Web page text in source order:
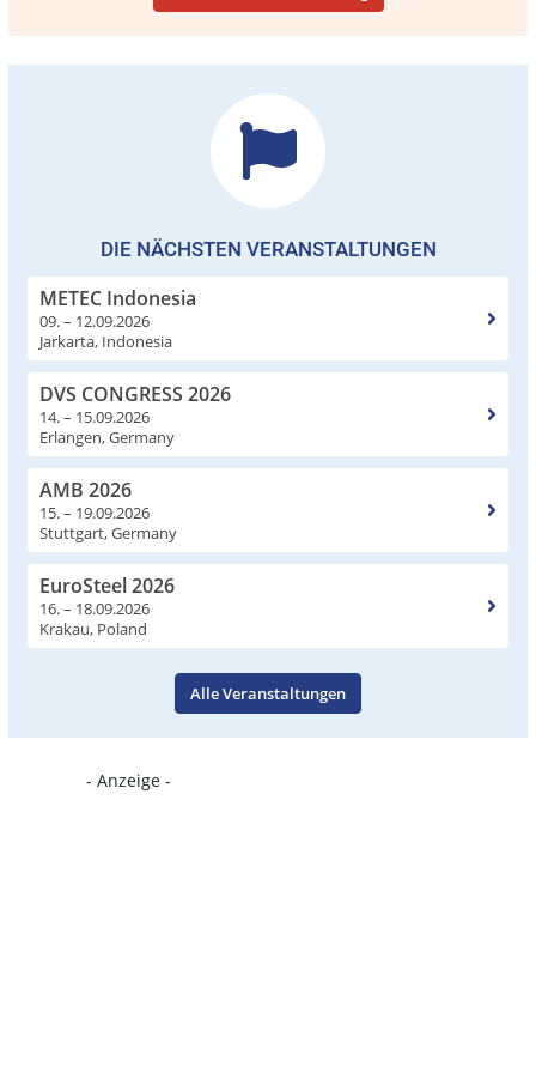
DIE NÄCHSTEN VERANSTALTUNGEN
METEC Indonesia
09. – 12.09.2026
Jarkarta, Indonesia
DVS CONGRESS 2026
14. – 15.09.2026
Erlangen, Germany
AMB 2026
15. – 19.09.2026
Stuttgart, Germany
EuroSteel 2026
16. – 18.09.2026
Krakau, Poland
Alle Veranstaltungen
- Anzeige -